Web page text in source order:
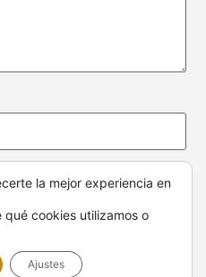
la mejor experiencia en
qué cookies utilizamos o
Ajustes